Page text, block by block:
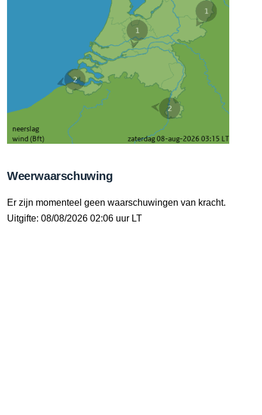
Weerwaarschuwing
Er zijn momenteel geen waarschuwingen van kracht.
Uitgifte: 08/08/2026 02:06 uur LT